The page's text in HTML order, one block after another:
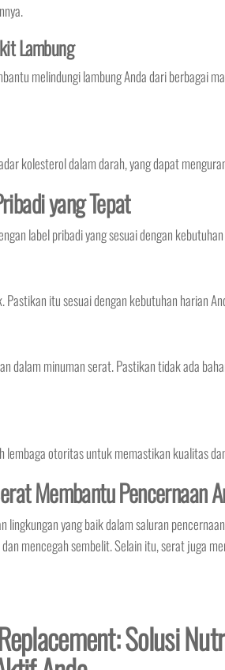
Lambung
melindungi lambung Anda dari berbagai
kolesterol dalam darah, yang dapat
yang Tepat
label pribadi yang sesuai dengan
itu sesuai dengan kebutuhan harian
dalam minuman serat. Pastikan tidak ada
lembaga otoritas untuk memastikan kualitas
Membantu Pencernaan
yang baik dalam saluran
mencegah sembelit. Selain itu, serat juga
Solusi